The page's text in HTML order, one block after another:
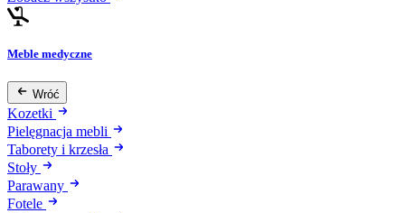
Meble medyczne
Wróć
Kozetki
Pielęgnacja mebli
Taborety i krzesła
Stoły
Parawany
Fotele